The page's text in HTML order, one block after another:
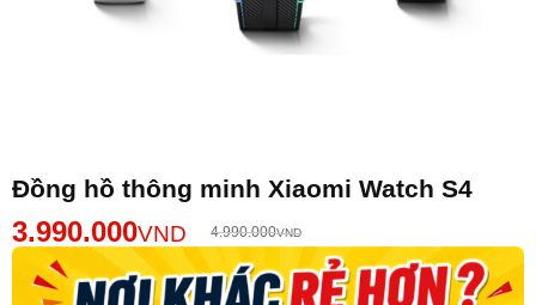
Đồng hồ thông minh Xiaomi Watch S4
3.990.000VND 4.990.000VND